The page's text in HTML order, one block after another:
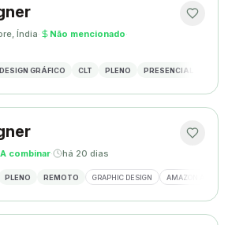
Índia· Não mencionado·
DESIGN GRÁFICO CLT PLENO PRESENCIAL
A combinar· há 20 dias
PLENO REMOTO GRAPHIC DESIGN AMAZON A+